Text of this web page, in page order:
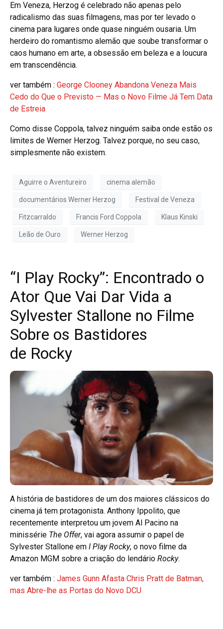
Em Veneza, Herzog é celebrado não apenas pelo
radicalismo das suas filmagens, mas por ter levado o
cinema para lugares onde quase ninguém ousaria. Um
herdeiro do romantismo alemão que soube transformar o
caos humano em arte, a obsessão em beleza e a loucura
em transcendência.
ver também : George Clooney Abandona Veneza Mais
Cedo do Que o Previsto — Mas o Novo Filme Já Tem Data
de Estreia
Como disse Coppola, talvez ninguém saiba onde estão os
limites de Werner Herzog. Talvez porque, no seu caso,
simplesmente não existem.
Aguirre o Aventureiro cinema alemão
documentários Werner Herzog Festival de Veneza
Fitzcarraldo Francis Ford Coppola Klaus Kinski
Leão de Ouro Werner Herzog
“I Play Rocky”: Encontrado o
Ator Que Vai Dar Vida a
Sylvester Stallone no Filme
Sobre os Bastidores
de Rocky
A história de bastidores de um dos maiores clássicos do
cinema já tem protagonista. Anthony Ippolito, que
recentemente interpretou um jovem Al Pacino na
minissérie The Offer, vai agora assumir o papel de
Sylvester Stallone em I Play Rocky, o novo filme da
Amazon MGM sobre a criação do lendário Rocky.
ver também : James Gunn Afasta Chris Pratt de Batman,
mas Abre-lhe as Portas do Novo DCU